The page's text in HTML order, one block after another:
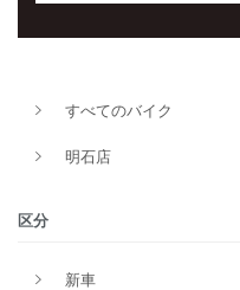
すべてのバイク
明石店
区分
新車